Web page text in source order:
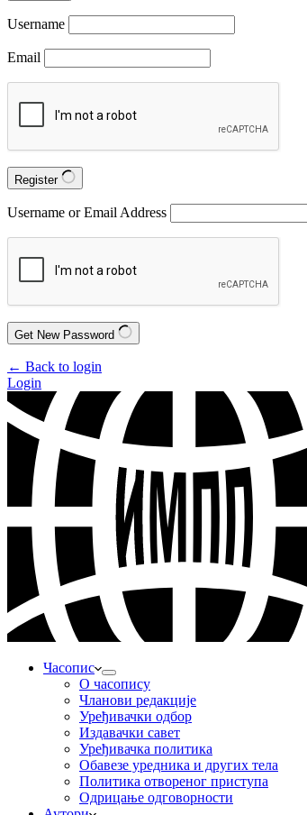
Username
Email
Register
Username or Email Address
Get New Password
← Back to login
Login
Часопис
О часопису
Чланови редакције
Уређивачки одбор
Издавачки савет
Уређивачка политика
Обавезе уредника и других тела
Пoлитикa oтвoрeнoг приступa
Одрицање одговорности